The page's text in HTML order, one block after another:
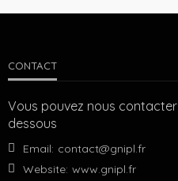
CONTACT
Vous pouvez nous
dessous
Email: contact@gnipl.fr
Website: www.gnipl.fr